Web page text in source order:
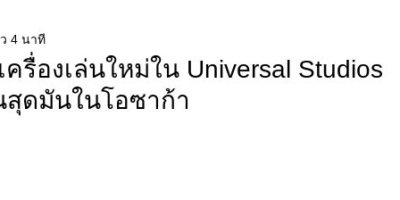
ครื่องเล่นใหม่ใน Universal Studios
ดมันในโอซาก้า
4 นาที